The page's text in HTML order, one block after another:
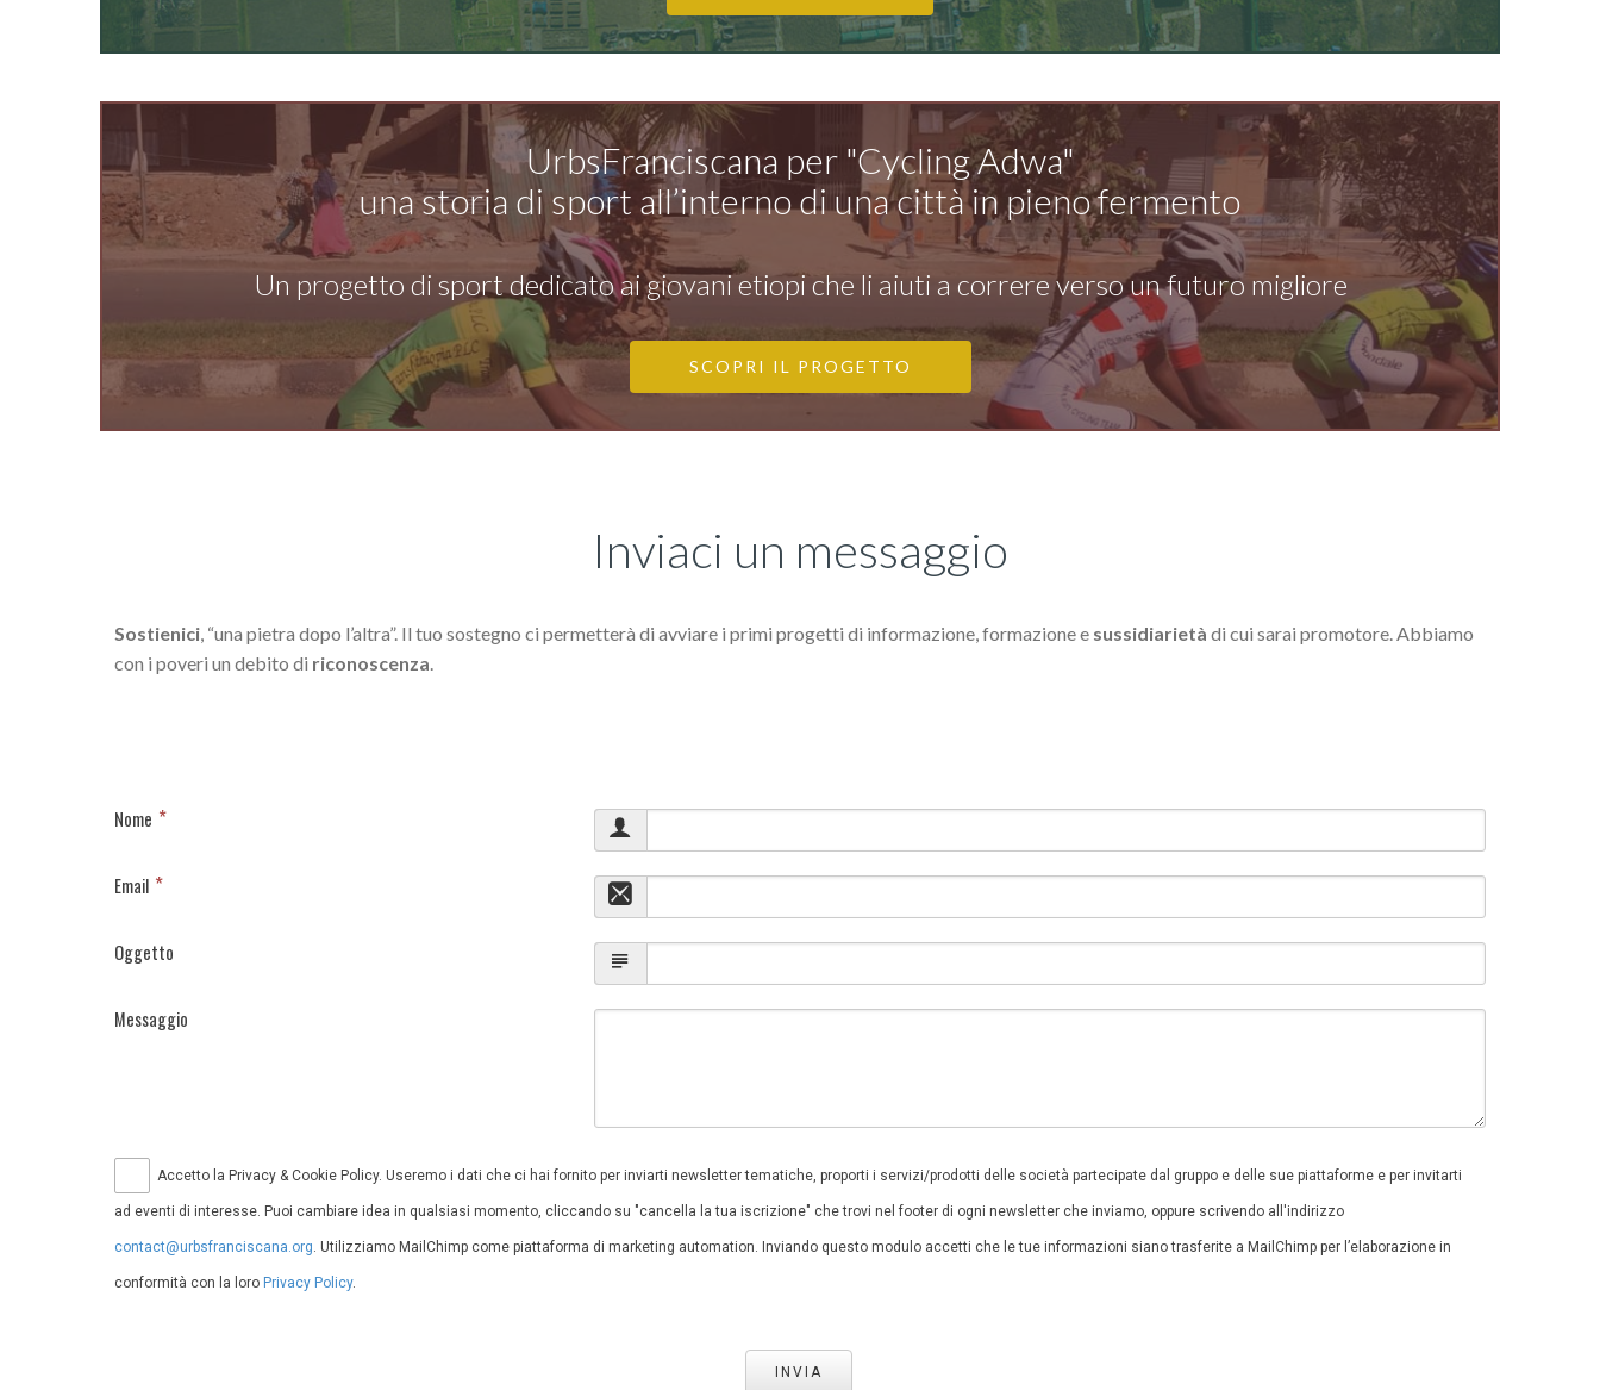
UrbsFranciscana per "Cycling Adwa"
una storia di sport all’interno di una città in pieno fermento
Un progetto di sport dedicato ai giovani etiopi che li aiuti a correre verso un futuro migliore
SCOPRI IL PROGETTO
Inviaci un messaggio
Sostienici, “una pietra dopo l’altra”. Il tuo sostegno ci permetterà di avviare i primi progetti di informazione, formazione e sussidiarietà di cui sarai promotore. Abbiamo
con i poveri un debito di riconoscenza.
Nome *
Email *
Oggetto
Messaggio
Accetto la Privacy & Cookie Policy. Useremo i dati che ci hai fornito per inviarti newsletter tematiche, proporti i servizi/prodotti delle società partecipate dal gruppo e delle sue piattaforme e per invitarti
ad eventi di interesse. Puoi cambiare idea in qualsiasi momento, cliccando su "cancella la tua iscrizione" che trovi nel footer di ogni newsletter che inviamo, oppure scrivendo all'indirizzo
contact@urbsfranciscana.org. Utilizziamo MailChimp come piattaforma di marketing automation. Inviando questo modulo accetti che le tue informazioni siano trasferite a MailChimp per l’elaborazione in
conformità con la loro Privacy Policy.
INVIA